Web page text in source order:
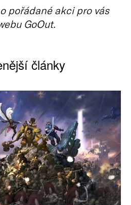
pořádané akci pro vás
GoOut.
články